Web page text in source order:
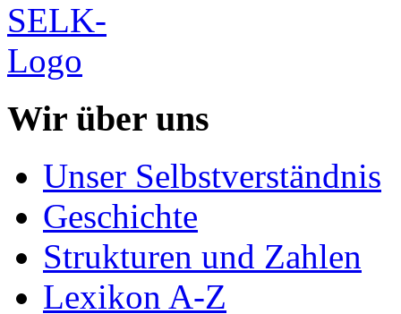
Wir über uns
Unser Selbstverständnis
Geschichte
Strukturen und Zahlen
Lexikon A-Z